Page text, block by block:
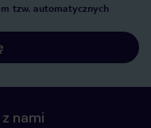
tzw. automatycznych
nami